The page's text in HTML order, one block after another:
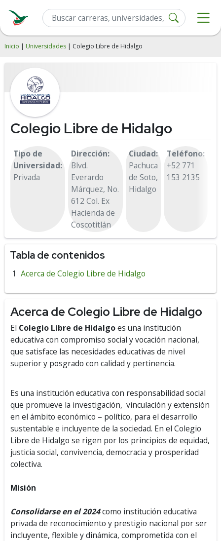
Inicio | Universidades | Colegio Libre de Hidalgo
Colegio Libre de Hidalgo
Tipo de
Universidad:
Privada
Dirección:
Blvd.
Everardo
Márquez, No.
612 Col. Ex
Hacienda de
Coscotitlán
Ciudad:
Pachuca
de Soto,
Hidalgo
Teléfono:
+52 771
153 2135
Tabla de contenidos
Acerca de Colegio Libre de Hidalgo
Acerca de Colegio Libre de Hidalgo
El Colegio Libre de Hidalgoes una institución
educativa con compromiso social y vocación nacional,
que satisface las necesidades educativas de nivel
superior y posgrado con calidad y pertinencia.
Es una institución educativa con responsabilidad social
que promueve la investigación, vinculación y extensión
en el ámbito económico – político, para el desarrollo
sustentable e incluyente de la sociedad. En el Colegio
Libre de Hidalgo se rigen por los principios de equidad,
justicia social, convivencia, democracia y prosperidad
colectiva.
Misión
Consolidarse en el 2024como institución educativa
privada de reconocimiento y prestigio nacional por ser
incluyente, flexible y dinámica, comprometida con el